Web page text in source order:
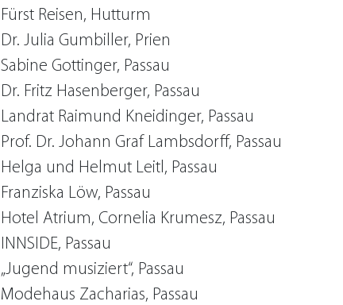
Fürst Reisen, Hutturm
Dr. Julia Gumbiller, Prien
Sabine Gottinger, Passau
Dr. Fritz Hasenberger, Passau
Landrat Raimund Kneidinger, Passau
Prof. Dr. Johann Graf Lambsdorff, Passau
Helga und Helmut Leitl, Passau
Franziska Löw, Passau
Hotel Atrium, Cornelia Krumesz, Passau
INNSIDE, Passau
„Jugend musiziert“, Passau
Modehaus Zacharias, Passau